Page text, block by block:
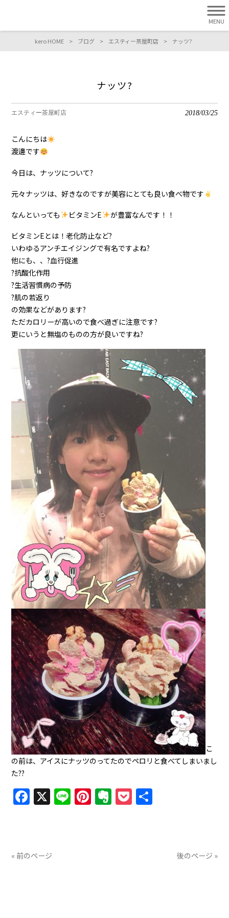
MENU
kero HOME > ブログ > エスティー茶屋町店 > ナッツ?
ナッツ?
エスティー茶屋町店 2018/03/25
こんにちは
渡邊です
今日は、ナッツについて?
元々ナッツは、好きなのですが美容にとても良い食べ物です
なんといっても ビタミンE が豊富なんです！！
ビタミンEとは！老化防止など?
いわゆるアンチエイジングで有名ですよね?
他にも、、?血行促進
?抗酸化作用
?生活習慣病の予防
?肌の若返り
の効果などがあります?
ただカロリーが高いので食べ過ぎに注意です?
更にいうと無塩のものの方が良いですね?
こ
の前は、アイスにナッツのってたのでペロリと食べてしまいまし
た??
Facebook
X LinePinterest
Evernote
Pocket
« 前のページ 後のページ »